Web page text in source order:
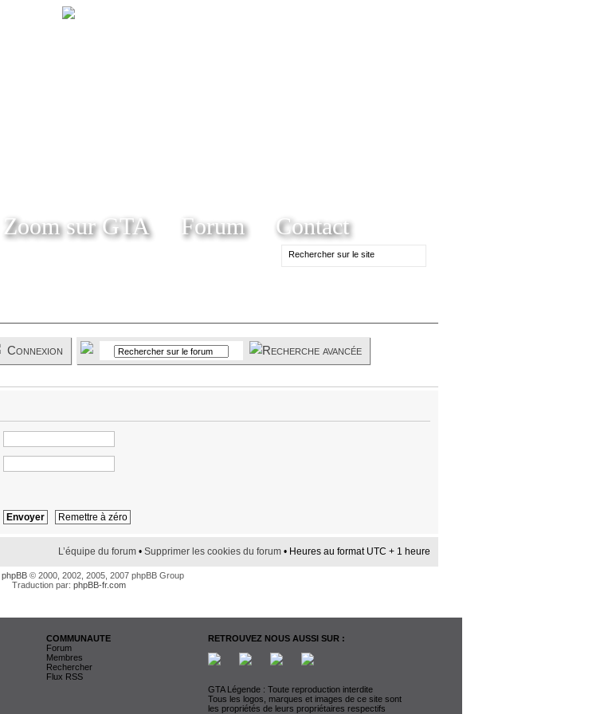
Zoom sur GTA Forum Contact
Connexion
L’équipe du forum • Supprimer les cookies du forum • Heures au format UTC + 1 heure
phpBB © 2000, 2002, 2005, 2007 phpBB Group
Traduction par: phpBB-fr.com
COMMUNAUTE
Forum
Membres
Rechercher
Flux RSS
RETROUVEZ NOUS AUSSI SUR :
GTA Légende : Toute reproduction interdite
Tous les logos, marques et images de ce site sont
les propriétés de leurs propriétaires respectifs